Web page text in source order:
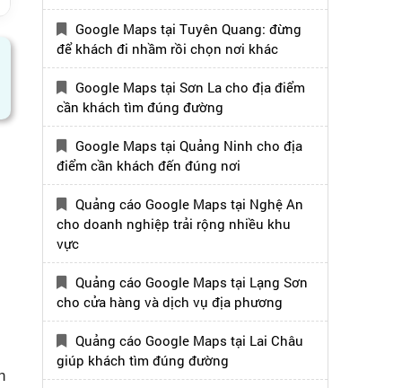
Google Maps tại Tuyên Quang: đừng
để khách đi nhầm rồi chọn nơi khác
Google Maps tại Sơn La cho địa điểm
cần khách tìm đúng đường
Google Maps tại Quảng Ninh cho địa
điểm cần khách đến đúng nơi
Quảng cáo Google Maps tại Nghệ An
cho doanh nghiệp trải rộng nhiều khu
vực
Quảng cáo Google Maps tại Lạng Sơn
cho cửa hàng và dịch vụ địa phương
Quảng cáo Google Maps tại Lai Châu
giúp khách tìm đúng đường